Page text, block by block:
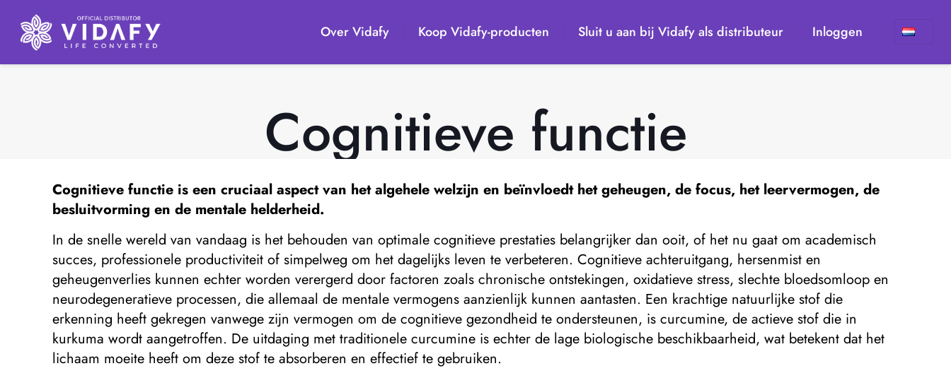
Over Vidafy Koop Vidafy-producten Sluit u aan bij Vidafy als distributeur Inloggen
Cognitieve functie
Cognitieve functie is een cruciaal aspect van het algehele welzijn en beïnvloedt het geheugen, de focus, het leervermogen, de
besluitvorming en de mentale helderheid.
In de snelle wereld van vandaag is het behouden van optimale cognitieve prestaties belangrijker dan ooit, of het nu gaat om academisch
succes, professionele productiviteit of simpelweg om het dagelijks leven te verbeteren. Cognitieve achteruitgang, hersenmist en
geheugenverlies kunnen echter worden verergerd door factoren zoals chronische ontstekingen, oxidatieve stress, slechte bloedsomloop en
neurodegeneratieve processen, die allemaal de mentale vermogens aanzienlijk kunnen aantasten. Een krachtige natuurlijke stof die
erkenning heeft gekregen vanwege zijn vermogen om de cognitieve gezondheid te ondersteunen, is curcumine, de actieve stof die in
kurkuma wordt aangetroffen. De uitdaging met traditionele curcumine is echter de lage biologische beschikbaarheid, wat betekent dat het
lichaam moeite heeft om deze stof te absorberen en effectief te gebruiken.